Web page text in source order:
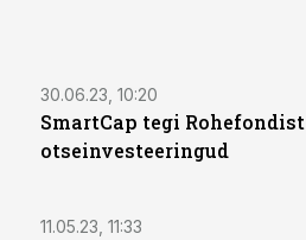
30.06.23, 10:20
SmartCap tegi
otseinvesteeringud
11.05.23, 11:33